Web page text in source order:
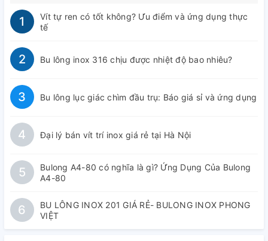
1
Vít tự ren có tốt không? Ưu điểm và ứng dụng thực
tế
2 Bu lông inox 316 chịu được nhiệt độ bao nhiêu?
3 Bu lông lục giác chìm đầu trụ: Báo giá sỉ và ứng dụng
4 Đại lý bán vít trí inox giá rẻ tại Hà Nội
5
Bulong A4-80 có nghĩa là gì? Ứng Dụng Của Bulong
A4-80
6
BU LÔNG INOX 201 GIÁ RẺ- BULONG INOX PHONG
VIỆT